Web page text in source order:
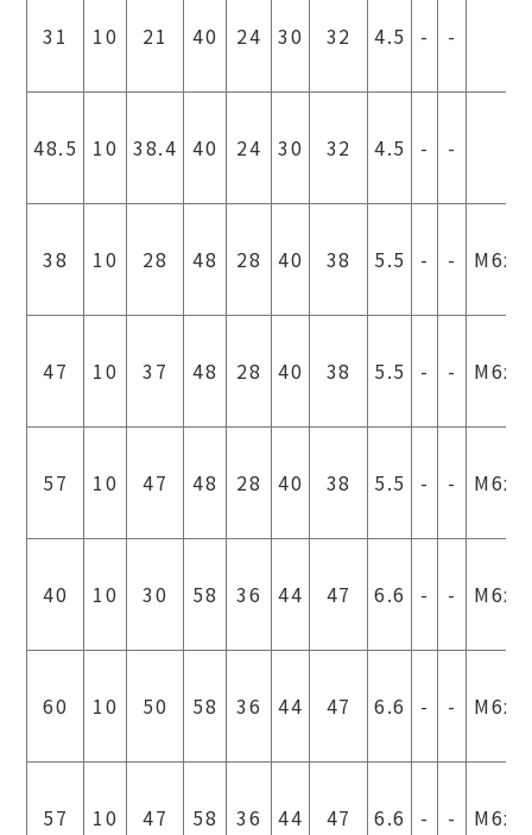
31 10 21 40 24 30 32 4.5 - -
48.5 10 38.4 40 24 30 32 4.5 - -
38 10 28 48 28 40 38 5.5 - -
47 10 37 48 28 40 38 5.5 - -
57 10 47 48 28 40 38 5.5 - -
40 10 30 58 36 44 47 6.6 - -
60 10 50 58 36 44 47 6.6 - -
57 10 47 58 36 44 47 6.6 - -